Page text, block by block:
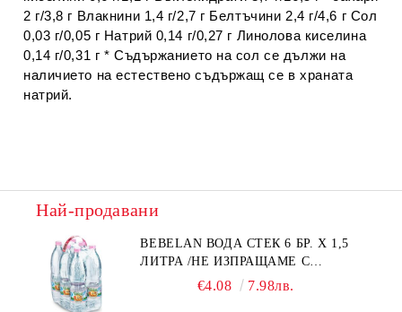
2 г/3,8 г Влакнини 1,4 г/2,7 г Белтъчини 2,4 г/4,6 г Сол
0,03 г/0,05 г Натрий 0,14 г/0,27 г Линолова киселина
0,14 г/0,31 г * Съдържанието на сол се дължи на
наличието на естествено съдържащ се в храната
натрий.
Най-продавани
BEBELAN ВОДА СТЕК 6 БР. Х 1,5
ЛИТРА /НЕ ИЗПРАЩАМЕ С
€4.08 7.98лв.